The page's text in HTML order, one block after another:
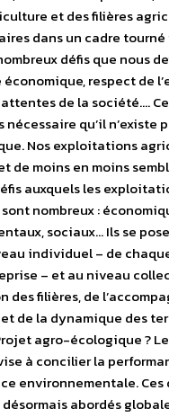
et des filières
dans un cadre tourné
défis que nous
respect de
de la société….
nécessaire qu’il n’existe
Nos exploitations
de moins en moins
auxquels les
nombreux :
sociaux… Ils se
individuel – de
– et au niveau
des filières, de
de la dynamique des
agro-écologique ?
à concilier la
environnementale. Ces
abordés